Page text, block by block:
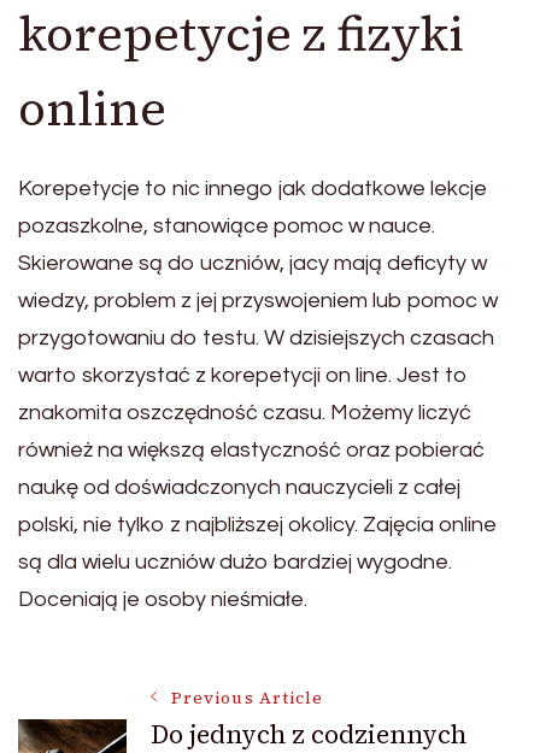
korepetycje z fizyki
online
Korepetycje to nic innego jak dodatkowe lekcje
pozaszkolne, stanowiące pomoc w nauce.
Skierowane są do uczniów, jacy mają deficyty w
wiedzy, problem z jej przyswojeniem lub pomoc w
przygotowaniu do testu. W dzisiejszych czasach
warto skorzystać z korepetycji on line. Jest to
znakomita oszczędność czasu. Możemy liczyć
również na większą elastyczność oraz pobierać
naukę od doświadczonych nauczycieli z całej
polski, nie tylko z najbliższej okolicy. Zajęcia online
są dla wielu uczniów dużo bardziej wygodne.
Doceniają je osoby nieśmiałe.
Post
Previous Article
Do jednych z codziennych